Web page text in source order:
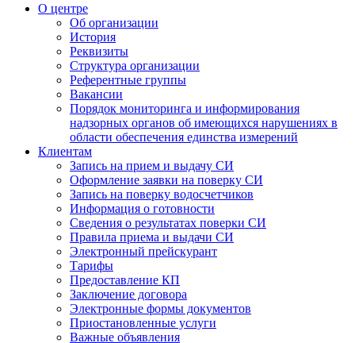
О центре
Об организации
История
Реквизиты
Структура организации
Референтные группы
Вакансии
Порядок мониторинга и информирования
надзорных органов об имеющихся нарушениях в
области обеспечения единства измерений
Клиентам
Запись на прием и выдачу СИ
Оформление заявки на поверку СИ
Запись на поверку водосчетчиков
Информация о готовности
Сведения о результатах поверки СИ
Правила приема и выдачи СИ
Электронный прейскурант
Тарифы
Предоставление КП
Заключение договора
Электронные формы документов
Приостановленные услуги
Важные объявления